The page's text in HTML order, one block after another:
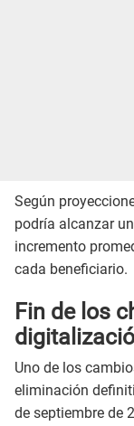
Según
podría alcanzar
incremento
cada beneficiario.
Fin de los
Uno de los
eliminación
de septiembre de